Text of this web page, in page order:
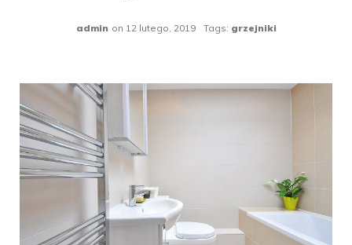
admin on 12 lutego, 2019 Tags: grzejniki